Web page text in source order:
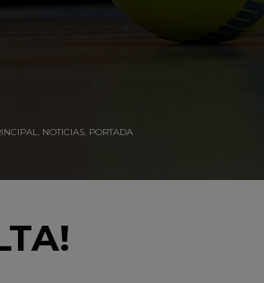
, NOTICIAS, PORTADA